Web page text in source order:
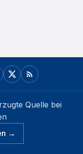
Quelle bei
→